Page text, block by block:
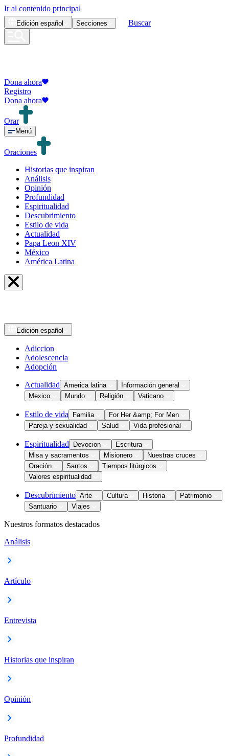
Ir al contenido principal
Edición español Secciones Buscar
Dona ahora
Registro
Dona ahora
Orar
Menú
Oraciones
Historias que inspiran
Análisis
Opinión
Profundidad
Espiritualidad
Descubrimiento
Estilo de vida
Actualidad
Papa Leon XIV
México
América Latina
Edición español
Adiccion
Adolescencia
Adopción
Actualidad America latina
Información general
Mexico
Mundo Religión Vaticano
Estilo de vida Familia
For Her &amp; For Men
Pareja y sexualidad
Salud Vida profesional
Espiritualidad Devocion
Escritura
Misa y sacramentos
Misionero
Nuestras cruces
Oración
Santos
Tiempos litúrgicos
Valores espiritualidad
Descubrimiento Arte Cultura Historia
Patrimonio
Santuario
Viajes
Nuestros formatos destacados
Análisis
Artículo
Entrevista
Historias que inspiran
Opinión
Profundidad